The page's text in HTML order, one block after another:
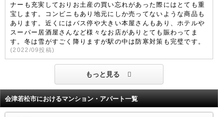
ナーも充実しておりお土産の買い忘れがあった際にはとても重
宝します。コンビニもあり地元にしか売ってないような商品も
あります。近くにはバス停や大きい本屋さんもあり、ホテルや
スーパー居酒屋さんなど様々なお店がありとても賑わってま
す。冬は雪がすごく降りますが駅の中は防寒対策も完璧です。
(2022/09投稿)
もっと見る
会津若松市におけるマンション・アパート一覧